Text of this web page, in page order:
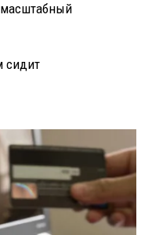
сидит